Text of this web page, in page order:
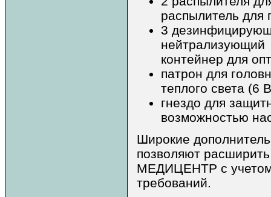
распылитель для
3
нейтрализующий
контейнер для
патрон для
теплого света (6
гнездо для
возможностью
Широкие
позволяют
МЕДИЦЕНТР с
требований.